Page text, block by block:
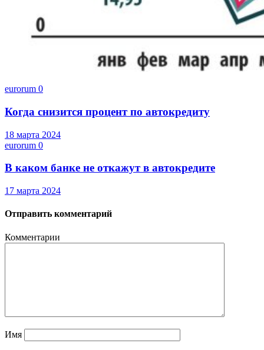
eurorum 0
Когда снизится процент по автокредиту
18 марта 2024
eurorum 0
В каком банке не откажут в автокредите
17 марта 2024
Отправить комментарий
Комментарии
Имя